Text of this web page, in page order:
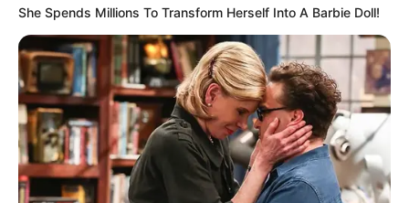
Az ámokfutó az éppen pihenőidejét tartó Ábrahám
Györgyitől lopta el annak taxiját. Hiába telik az idő,
lelkileg minden sokkal nehezebb számára. Ugyan a
zúzódásai szépen gyógyulnak, a dulakodás közben
a foga is letörött és súlyos hangszálgyulladással
küszködik. Az orvosa szerint túl hangosan üvöltött
segítségért.
She Spends Millions To Transform Herself Into A Barbie Doll!